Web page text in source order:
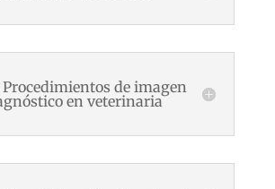
de imagen
en veterinaria